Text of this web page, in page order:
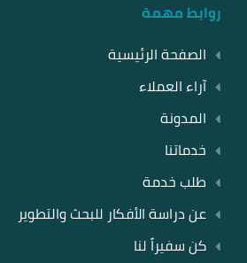
روابط مهمة
الصفحة الرئيسية
آراء العملاء
المدونة
خدماتنا
طلب خدمة
عن دراسة الأفكار للبحث والتطوير
كن سفيراً لنا